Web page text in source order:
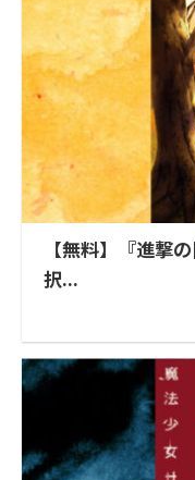
【無料】『進撃
択...